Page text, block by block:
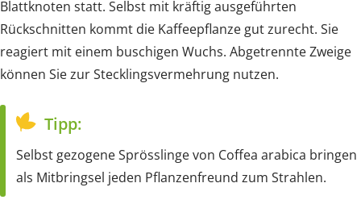
Blattknoten statt. Selbst mit kräftig ausgeführten
Rückschnitten kommt die Kaffeepflanze gut zurecht. Sie
reagiert mit einem buschigen Wuchs. Abgetrennte Zweige
können Sie zur Stecklingsvermehrung nutzen.
Tipp:
Selbst gezogene Sprösslinge von Coffea arabica bringen
als Mitbringsel jeden Pflanzenfreund zum Strahlen.